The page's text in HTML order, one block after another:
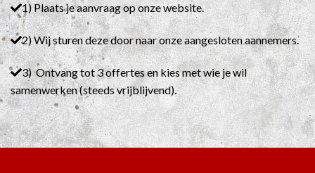
1) Plaats je aanvraag op onze website.
2) Wij sturen deze door naar onze aangesloten aannemers.
3) Ontvang tot 3 offertes en kies met wie je wil
samenwerken (steeds vrijblijvend).